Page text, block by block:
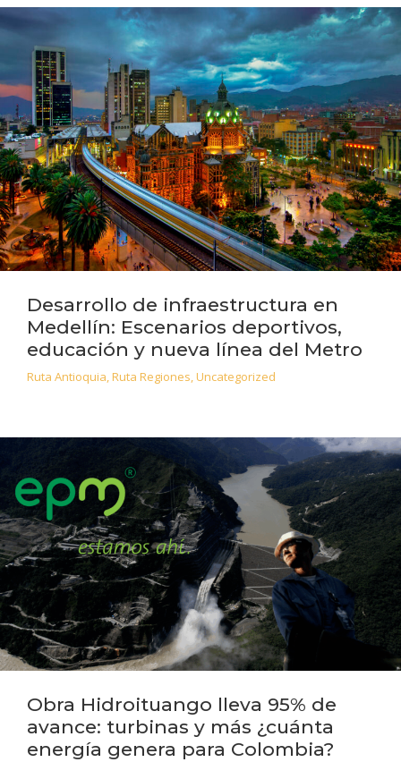
Desarrollo de infraestructura en
Medellín: Escenarios deportivos,
educación y nueva línea del Metro
Ruta Antioquia,Ruta Regiones,Uncategorized
Obra Hidroituango lleva 95% de
avance: turbinas y más ¿cuánta
energía genera para Colombia?